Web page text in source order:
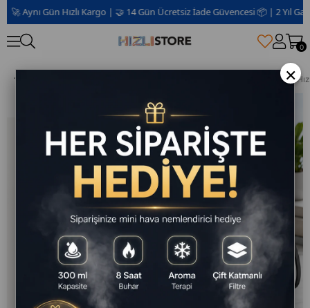
Aynı Gün Hızlı Kargo | 🤝 14 Gün Ücretsiz İade Güvencesi 📦 | 2 Yıl Garanti
0
×